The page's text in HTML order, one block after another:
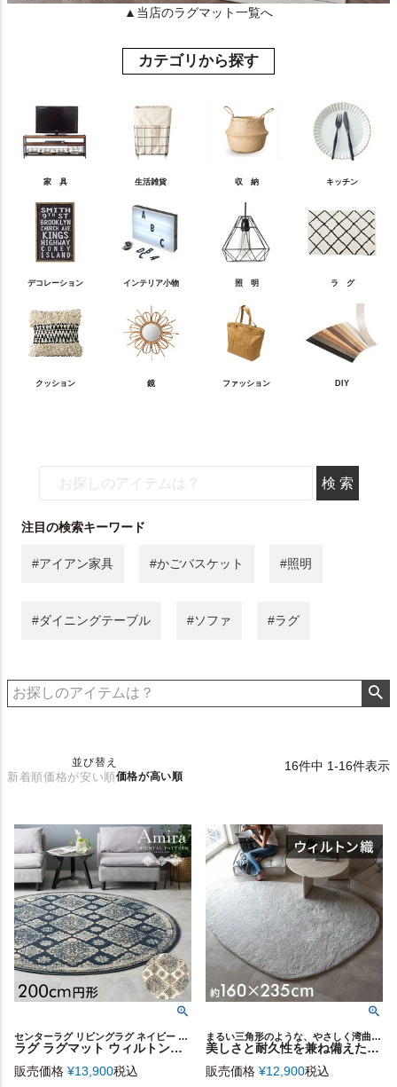
▲当店のラグマット一覧へ
カテゴリから探す
家 具 生活雑貨 収 納 キッチン
デコレーション インテリア小物 照 明 ラ グ
クッション 鏡 ファッション DIY
注目の検索キーワード
#アイアン家具 #かごバスケット #照明
#ダイニングテーブル #ソファ #ラグ
並び替え
新着順価格が安い順価格が高い順
16件中 1-16件表示
センターラグ リビングラグ ネイビー ヴィンテージ風 可愛い
ラグ ラグマット ウィルトン織り オリエンタル 白 アイボリー 青 ブルー 円形 ラウンド 径200cm 約 W 200cm × D 200cm カーペット マット 絨毯 じゅうたん アミーラ ペルシャ絨毯風 おしゃれ アンティーク 風 モロッカン 韓国 インテリア 北欧 西海岸 [eg84262]
販売価格 ¥13,900税込
まるい三角形のような、やさしく湾曲した自由なフォルムのデザインラグ
美しさと耐久性を兼ね備えたウィルトン織り お部屋を素敵に彩る個性的でユニークなフォルムが魅力の変形ラグカーペット 約235×160cm [eg84366]
販売価格 ¥12,900税込